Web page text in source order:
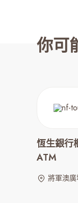
你可
恆生銀行
ATM
將軍澳廣